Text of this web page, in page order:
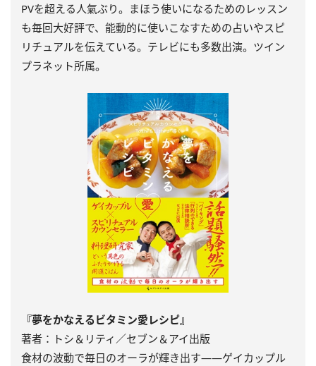
PVを超える人氣ぶり。まほう使いになるためのレッスン
も毎回大好評で、能動的に使いこなすための占いやスピ
リチュアルを伝えている。テレビにも多数出演。ツイン
プラネット所属。
『夢をかなえるビタミン愛レシピ』
著者：トシ＆リティ／セブン＆アイ出版
食材の波動で毎日のオーラが輝き出す――ゲイカップル